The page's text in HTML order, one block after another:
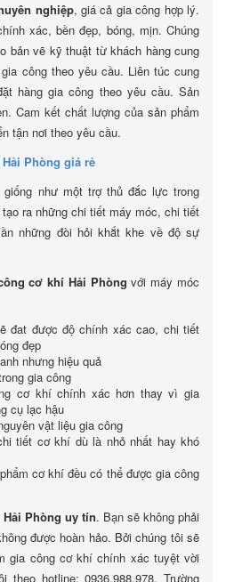
nghiệp, giá cả gia công hợp lý.
xác, bền đẹp, bóng, mịn. Chúng
bản vẽ kỹ thuật từ khách hàng cung
công theo yêu cầu. Liên túc cung
hàng gia công theo yêu cầu. Sản
Cam kết chất lượng của sản phẩm
tận nơi theo yêu cầu.
Phòng giá rẻ
như một trợ thủ đắc lực trong
ra những chi tiết máy móc, chi tiết
những đòi hỏi khắt khe về độ sự
cơ khí Hải Phòng với máy móc
đat được độ chính xác cao, chi tiết
đẹp
nhưng hiệu quả
gia công
cơ khí chính xác hơn thay vì gia
cụ lạc hậu
vật liệu gia công
tiết cơ khí dù là nhỏ nhất hay khó
cơ khí đều có thể được gia công
Phòng uy tín. Bạn sẽ không phải
được hoàn hảo. Bởi chúng tôi sẽ
gia công cơ khí chính xác tuyệt vời
theo hotline: 0936.988.978. Trường